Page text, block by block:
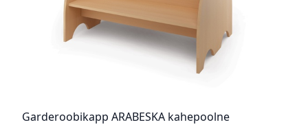
Garderoobikapp ARABESKA kahepoolne